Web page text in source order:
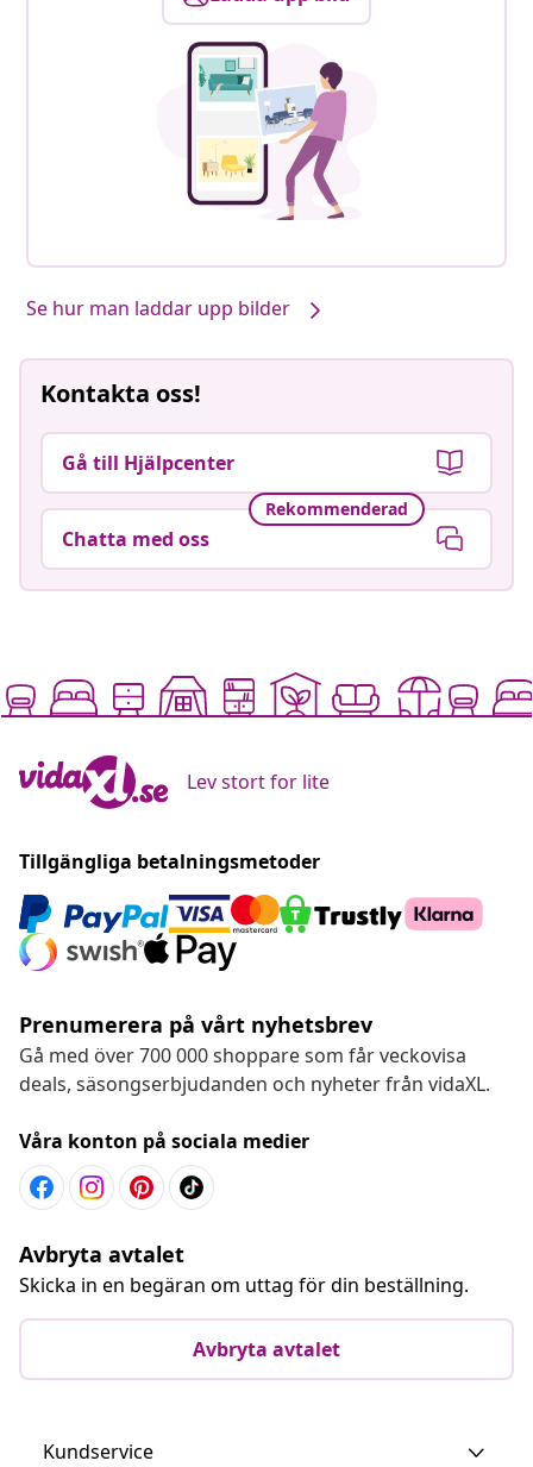
Se hur man laddar upp bilder
Kontakta oss!
Gå till Hjälpcenter
Rekommenderad
Chatta med oss
Lev stort for lite
Tillgängliga betalningsmetoder
Prenumerera på vårt nyhetsbrev
Gå med över 700 000 shoppare som får veckovisa
deals, säsongserbjudanden och nyheter från vidaXL.
Våra konton på sociala medier
Avbryta avtalet
Skicka in en begäran om uttag för din beställning.
Avbryta avtalet
Kundservice